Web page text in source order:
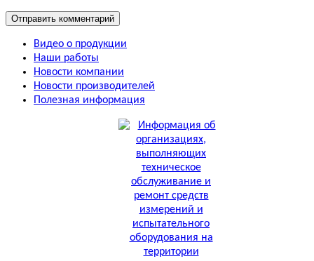
Видео о продукции
Наши работы
Новости компании
Новости производителей
Полезная информация